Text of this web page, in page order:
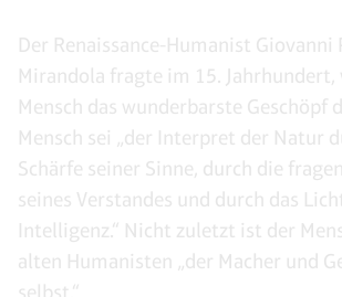
Der Renaissance-Humanist Giovanni
Mirandola fragte im 15. Jahrhundert,
Mensch das wunderbarste Geschöpf
Mensch sei „der Interpret der Natur
Schärfe seiner Sinne, durch die
seines Verstandes und durch das
Intelligenz.“ Nicht zuletzt ist der
alten Humanisten „der Macher und
selbst.“